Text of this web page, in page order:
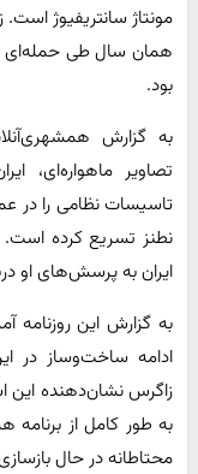
مونتاژ سانتریفیوژ است.
همان سال طی حمله‌ای
بود.
به گزارش
تصاویر ماهواره‌ای،
تاسیسات نظامی را در
نطنز تسریع کرده
ایران به پرسش‌های او
به گزارش این روزنامه
ادامه ساخت‌وساز در
زاگرس نشان‌دهنده این
به طور کامل از
محتاطانه در حال